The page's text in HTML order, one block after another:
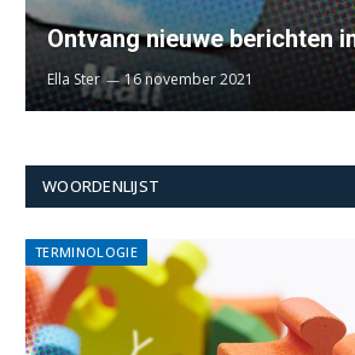
Ontvang nieuwe berichten
Ella Ster 16 november 2021
WOORDENLIJST
TERMINOLOGIE